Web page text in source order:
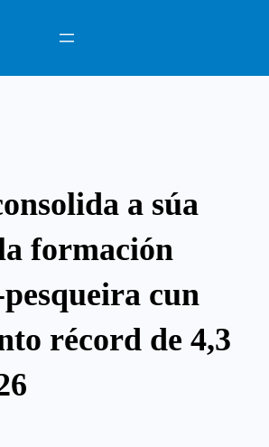
a súa
formación
cun
récord de 4,3